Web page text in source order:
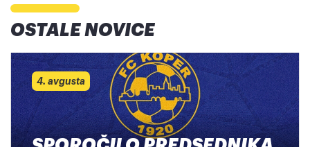
OSTALE NOVICE
4. avgusta